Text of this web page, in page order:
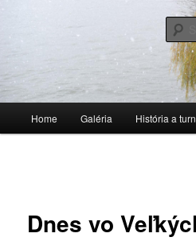
TTC Považská
Skip
content
Home Galéria História a
Dnes vo